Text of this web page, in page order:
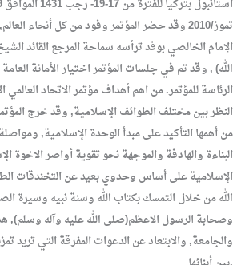
تموز/2010 وقد حضر المؤتمر وفود من كل أنحاء
الإمام الخالصي بوفد ترأسه سماحة المرجع القائد
الله) , وقد تم في جلسات المؤتمر اختيار الأمانة
الرئاسة للمؤتمر. من اهم أهداف مؤتمر الاتحاد
النظر بين مختلف الطوائف الإسلامية, وقد خرج
من أهمها التأكيد على مبدأ الوحدة الإسلامية,
البناءة والهادفة والموجهة نحو تقوية أواصر الاخوة
الإسلامية على أساس وحدوي بعيد عن التخندقات
الله من خلال التمسك بكتاب الله وسنة نبيه وسيرة
وصحابة الرسول الاعظم(صلى الله عليه وآله وسلم),
والجامعة, والابتعاد عن الدعوات المفرقة التي تريد